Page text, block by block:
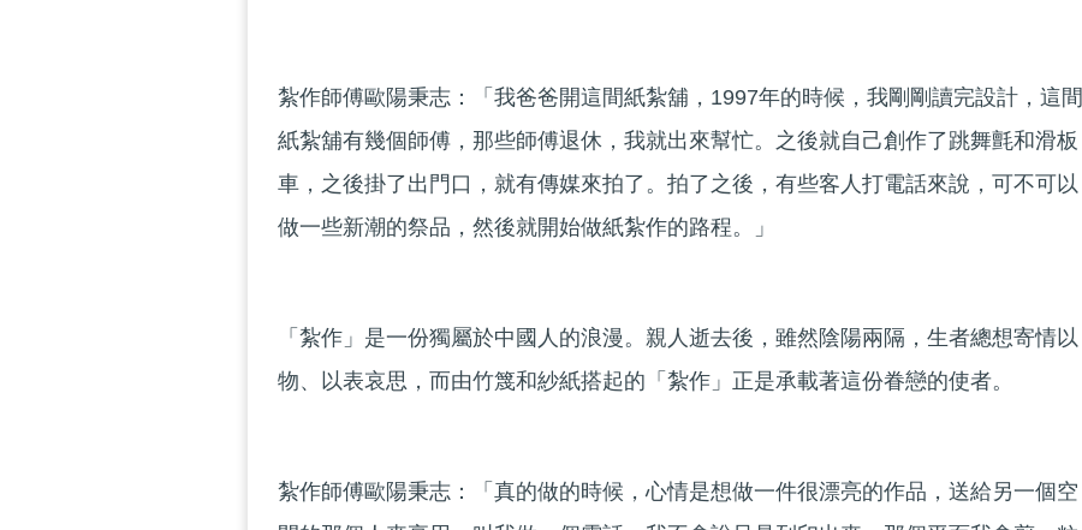
紮作師傅歐陽秉志：「我爸爸開這間紙紮舖，1997年的時候，我剛剛讀完設計，這間
紙紮舖有幾個師傅，那些師傅退休，我就出來幫忙。之後就自己創作了跳舞氈和滑板
車，之後掛了出門口，就有傳媒來拍了。拍了之後，有些客人打電話來說，可不可以
做一些新潮的祭品，然後就開始做紙紮作的路程。」
「紮作」是一份獨屬於中國人的浪漫。親人逝去後，雖然陰陽兩隔，生者總想寄情以
物、以表哀思，而由竹篾和紗紙搭起的「紮作」正是承載著這份眷戀的使者。
紮作師傅歐陽秉志：「真的做的時候，心情是想做一件很漂亮的作品，送給另一個空